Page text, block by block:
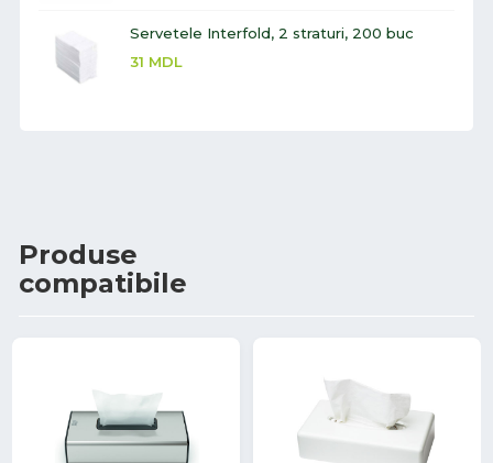
Servetele Interfold, 2 straturi, 200 buc
31 MDL
Produse
compatibile